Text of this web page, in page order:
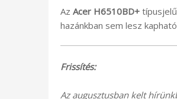
Az Acer H6510BD+
hazánkban sem lesz
Frissítés:
Az augusztusban kelt